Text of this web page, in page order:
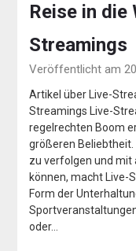
Reise in die
Streamings
Veröffentlicht am
Artikel über Live-
Streamings Live-
regelrechten Boom
größeren Beliebtheit.
zu verfolgen und mit
können, macht Live-
Form der
oder…